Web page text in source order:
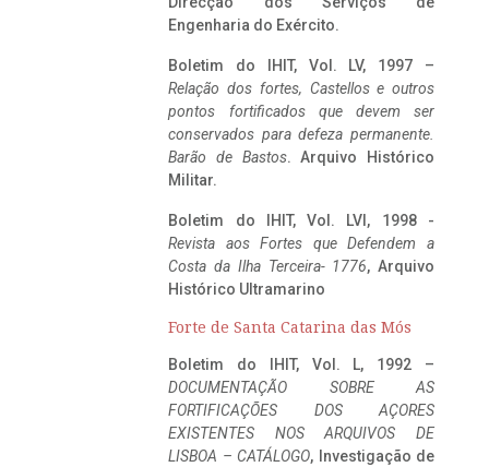
Engenharia do Exército.
Boletim do IHIT, Vol. LV, 1997 –
Relação dos fortes, Castellos e outros
pontos fortificados que devem ser
conservados para defeza permanente.
Barão de Bastos. Arquivo Histórico
Militar.
Boletim do IHIT, Vol. LVI, 1998 -
Revista aos Fortes que Defendem a
Costa da Ilha Terceira- 1776, Arquivo
Histórico Ultramarino
Forte de Santa Catarina das Mós
Boletim do IHIT, Vol. L, 1992 –
DOCUMENTAÇÃO SOBRE AS
FORTIFICAÇÕES DOS AÇORES
EXISTENTES NOS ARQUIVOS DE
LISBOA – CATÁLOGO, Investigação de